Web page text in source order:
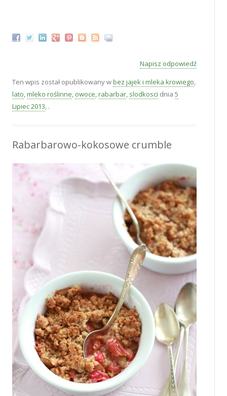
Napisz odpowiedź
Ten wpis został opublikowany wbez jajek i mleka krowiego,
lato,mleko roślinne, owoce,rabarbar, slodkosci dnia 5
Lipiec 2013, .
Rabarbarowo-kokosowe crumble